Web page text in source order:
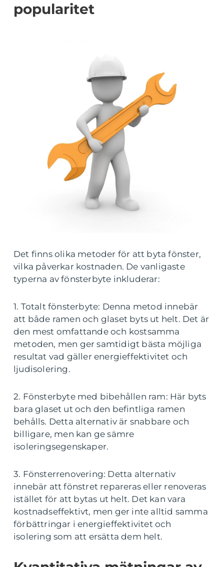
popularitet
Det finns olika metoder för att byta fönster,
vilka påverkar kostnaden. De vanligaste
typerna av fönsterbyte inkluderar:
1. Totalt fönsterbyte: Denna metod innebär
att både ramen och glaset byts ut helt. Det är
den mest omfattande och kostsamma
metoden, men ger samtidigt bästa möjliga
resultat vad gäller energieffektivitet och
ljudisolering.
2. Fönsterbyte med bibehållen ram: Här byts
bara glaset ut och den befintliga ramen
behålls. Detta alternativ är snabbare och
billigare, men kan ge sämre
isoleringsegenskaper.
3. Fönsterrenovering: Detta alternativ
innebär att fönstret repareras eller renoveras
istället för att bytas ut helt. Det kan vara
kostnadseffektivt, men ger inte alltid samma
förbättringar i energieffektivitet och
isolering som att ersätta dem helt.